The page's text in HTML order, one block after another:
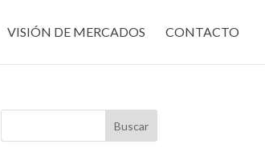
VISIÓN DE MERCADOS CONTACTO